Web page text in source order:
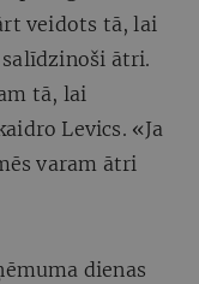
veidots tā, lai
ātri.
tā, lai
Levics. «Ja
varam ātri
dienas